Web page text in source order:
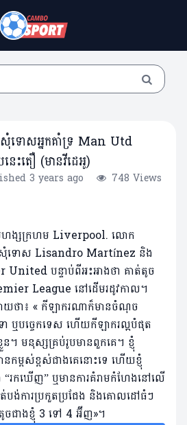
ោសអ្នកគាំទ្រ Man Utd
នេះតឿ (មានវីដេអូ)
3 years ago
748 Views
ហង្សក្រហម ​Liverpool. លោក
ទោស Lisandro Martínez និង
United បន្ទាប់ពីអះអាងថា គាត់តូច
League នៅដើមរដូវកាល។
ថា៖ « កីឡាករ​ណា​ក៏​មាន​ចំណុច​
ឬ​បច្ចេកទេស ហើយ​កីឡាករ​ល្អ​បំផុត​
មនុស្សគ្រប់រូបមានពួកគេ។ ខ្ញុំ
កម្ពស់ខ្ពស់ជាងគេនោះទេ ហើយខ្ញុំ
“រកឃើញ” ឬមានការគំរាមកំហែងនៅលើ
ត់បង់ការប្រកួតប្រជែង និងគោលដៅធំៗ
ជាងខ្ញុំ 3 ទៅ 4 អ៊ីញ»។